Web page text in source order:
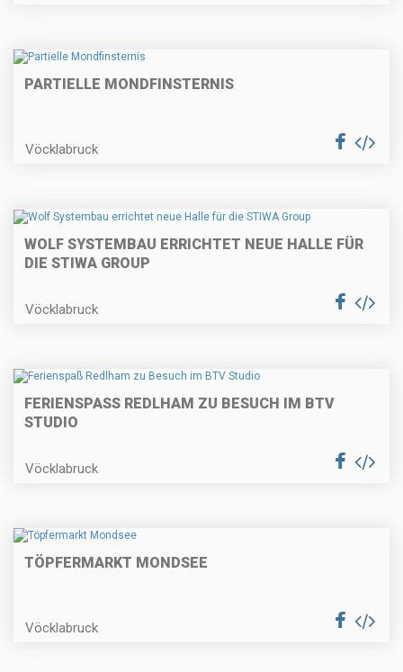
PARTIELLE MONDFINSTERNIS
Vöcklabruck
WOLF SYSTEMBAU ERRICHTET NEUE HALLE FÜR
DIE STIWA GROUP
Vöcklabruck
FERIENSPASS REDLHAM ZU BESUCH IM BTV S
TUDIO
Vöcklabruck
TÖPFERMARKT MONDSEE
Vöcklabruck